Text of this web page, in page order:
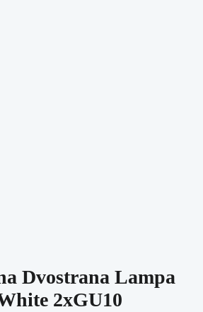
Dvostrana Lampa
2xGU10